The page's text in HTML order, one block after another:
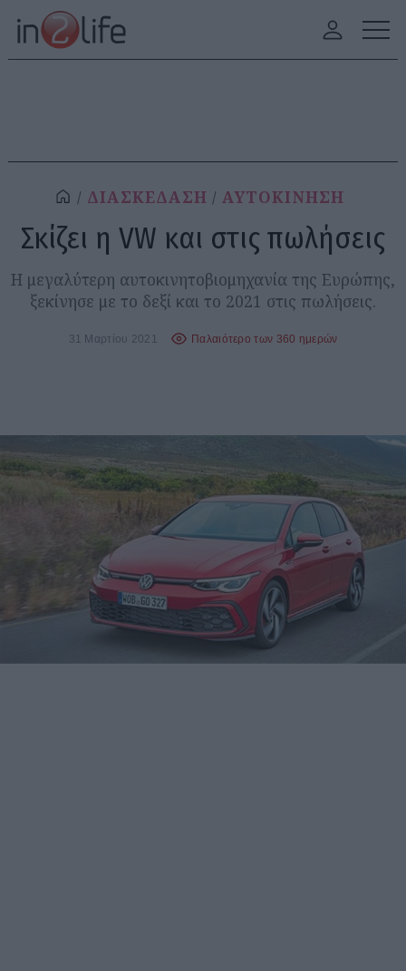
ΔΙΑΣΚΕΔΑΣΗ ΑΥΤΟΚΙΝΗΣΗ
Σκίζει η VW και στις πωλήσεις
Η μεγαλύτερη αυτοκινητοβιομηχανία της Ευρώπης,
ξεκίνησε με το δεξί και το 2021 στις πωλήσεις.
31 Μαρτίου 2021 Παλαιότερο των 360 ημερών